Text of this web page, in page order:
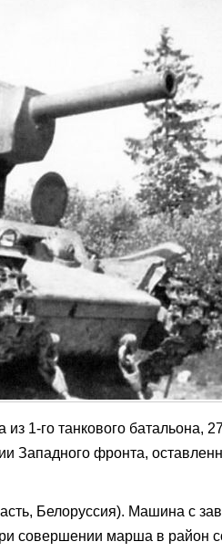
1-го танкового батальона,
Западного фронта,
Белоруссия). Машина с
совершении марша в район